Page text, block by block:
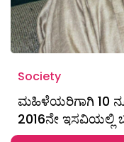
Society
ಮಹಿಳೆಯರಿಗಾಗಿ 10
2016ನೇ ಇಸವಿಯಲ್ಲಿ